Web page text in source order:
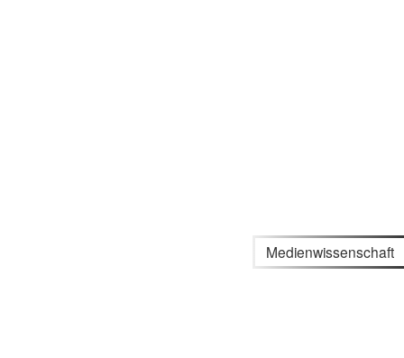
Medienwissenschaft